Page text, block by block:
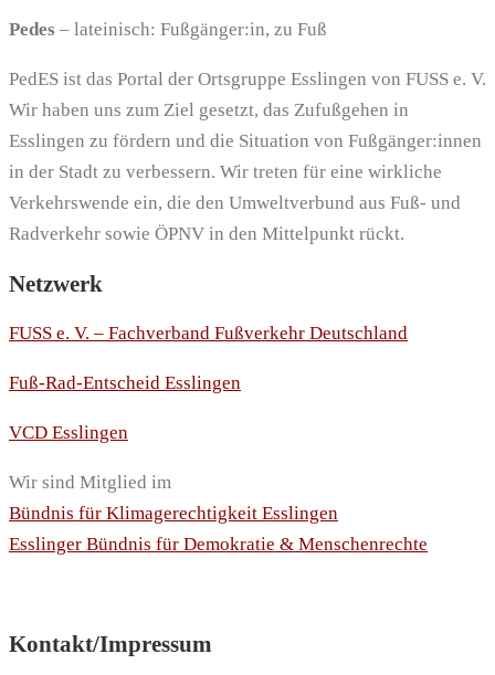
Pedes – lateinisch: Fußgänger:in, zu Fuß
PedES ist das Portal der Ortsgruppe Esslingen von FUSS e. V.
Wir haben uns zum Ziel gesetzt, das Zufußgehen in
Esslingen zu fördern und die Situation von Fußgänger:innen
in der Stadt zu verbessern. Wir treten für eine wirkliche
Verkehrswende ein, die den Umweltverbund aus Fuß- und
Radverkehr sowie ÖPNV in den Mittelpunkt rückt.
Netzwerk
FUSS e. V. – Fachverband Fußverkehr Deutschland
Fuß-Rad-Entscheid Esslingen
VCD Esslingen
Wir sind Mitglied im
Bündnis für Klimagerechtigkeit Esslingen
Esslinger Bündnis für Demokratie & Menschenrechte
Kontakt/Impressum